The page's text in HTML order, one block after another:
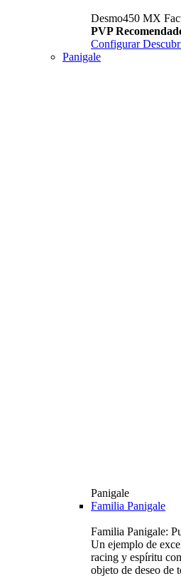
Desmo450 MX
PVP
Configurar
Panigale
Panigale
Familia Panigale
Familia Panigale:
Un ejemplo de
racing y espíritu
objeto de deseo de